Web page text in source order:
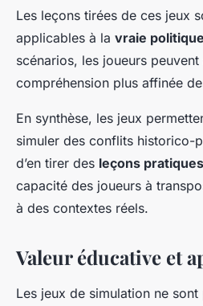
Les leçons tirées de ces jeux
applicables à la vraie politique
scénarios, les joueurs
compréhension plus affinée
En synthèse, les jeux
simuler des conflits historico-
d’en tirer des leçons pratiques
capacité des joueurs à
à des contextes réels.
Valeur éducative et
Les jeux de simulation ne sont